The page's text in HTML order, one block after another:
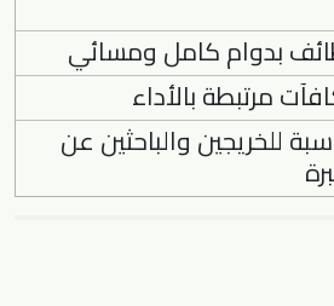
بدوام كامل ومسائي
مرتبطة بالأداء
للخريجين والباحثين عن